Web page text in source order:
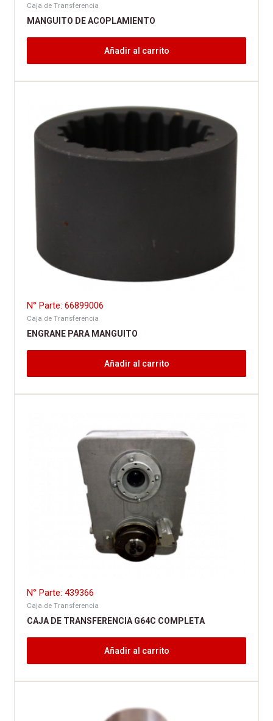
Caja de Transferencia
MANGUITO DE ACOPLAMIENTO
Añadir al carrito
N° Parte: 66899006
Caja de Transferencia
ENGRANE PARA MANGUITO
Añadir al carrito
N° Parte: 439366
Caja de Transferencia
CAJA DE TRANSFERENCIA G64C COMPLETA
Añadir al carrito